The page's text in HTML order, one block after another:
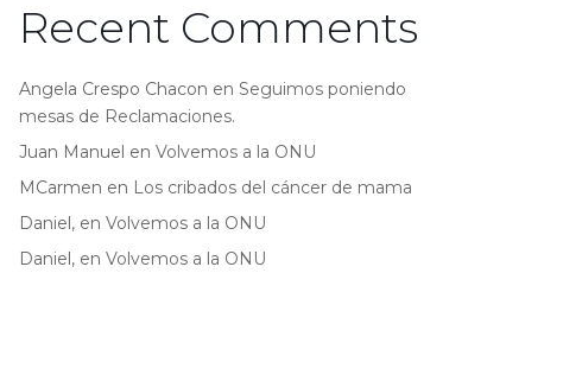
Recent Comments
Angela Crespo Chacon enSeguimos poniendo
mesas de Reclamaciones.
Juan Manuel enVolvemos a la ONU
MCarmen en Los cribados del cáncer de mama
Daniel, enVolvemos a la ONU
Daniel, enVolvemos a la ONU